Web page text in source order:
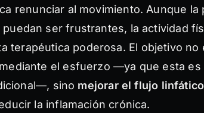
renunciar al movimiento. Aunque la
ser frustrantes, la actividad
terapéutica poderosa. El objetivo no
el esfuerzo —ya que esta
sino mejorar el flujo linfático
la inflamación crónica.